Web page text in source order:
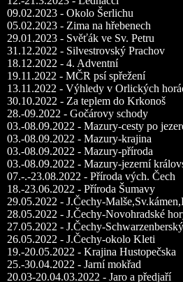
09.02.2023 - Okolo Šerlichu
05.02.2023 - Zima na hřebenech
29.01.2023 - Svěťák ve Sv. Petru
31.12.2022 - Silvestrovský Prachov
18.12.2022 - 4. Adventní
19.11.2022 - MČR psí spřežení
13.11.2022 - Výhledy v Orlických
30.10.2022 - Za teplem do Krkonoš
28.-09.2022 - Gočárovy schody
03.-08.09.2022 - Mazury-cesty po
03.-08.09.2022 - Mazury-krajina
03.-08.09.2022 - Mazury-příroda
03.-08.09.2022 - Mazury-jezerní
07.-.-23.08.2022 - Příroda vých. Čech
18.-23.06.2022 - Příroda Šumavy
29.05.2022 - J.Čechy-
28.05.2022 - J.Čechy-Novohradské
27.05.2022 - J.Čechy-
26.05.2022 - J.Čechy-okolo Kleti
19.-20.05.2022 - Krajina Hustopečska
25.-30.04.2022 - Jarní mokřad
20.03-20.04.03.2022 - Jaro a předjaří